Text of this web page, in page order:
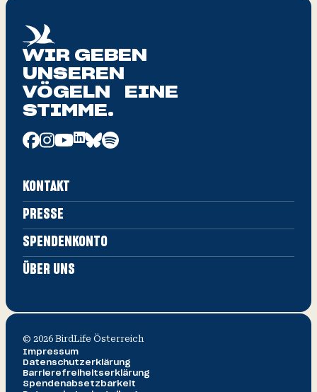
WIR GEBEN
UNSEREN
VÖGELN EINE
STIMME.
KONTAKT
PRESSE
SPENDENKONTO
ÜBER UNS
© 2026 BirdLife Österreich
Impressum
Datenschutz­erklärung
Barrierefreiheitserklärung
Spendenabsetzbarkeit